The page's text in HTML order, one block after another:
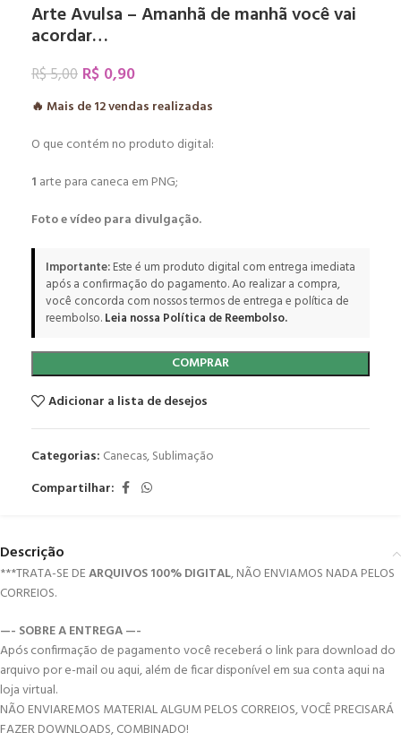
Arte Avulsa – Amanhã de manhã você vai
acordar…
R$5,00 R$ 0,90
🔥 Mais de12vendas realizadas
O que contém no produto digital:
1 arte para caneca em PNG;
Foto e vídeo para divulgação.
Importante:Este é um produto digital com entrega imediata
após a confirmação do pagamento. Ao realizar a compra,
você concorda com nossos termos de entrega e política de
reembolso.Leia nossa Política de Reembolso.
COMPRAR
Adicionar a lista de desejos
Categorias: Canecas,Sublimação
Compartilhar:
Descrição
***TRATA-SE DEARQUIVOS 100% DIGITAL, NÃO ENVIAMOS NADA PELOS
CORREIOS.
—- SOBRE A ENTREGA —-
Após confirmação de pagamento você receberá o link para download do
arquivo por e-mail ou aqui, além de ficar disponível em sua conta aqui na
loja virtual.
NÃO ENVIAREMOS MATERIAL ALGUM PELOS CORREIOS, VOCÊ PRECISARÁ
FAZER DOWNLOADS, COMBINADO!